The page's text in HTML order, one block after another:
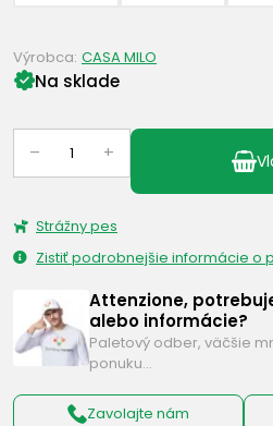
Na sklade
Výrobca: CASA MILO
– +
Strážny pes
Zistiť podrobnejšie informácie o
Attenzione,
alebo informácie?
Paletový odber, väčšie
ponuku…
Zavolajte nám